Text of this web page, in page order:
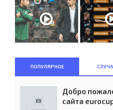
ПОПУЛЯРНОЕ
Добро
сайта